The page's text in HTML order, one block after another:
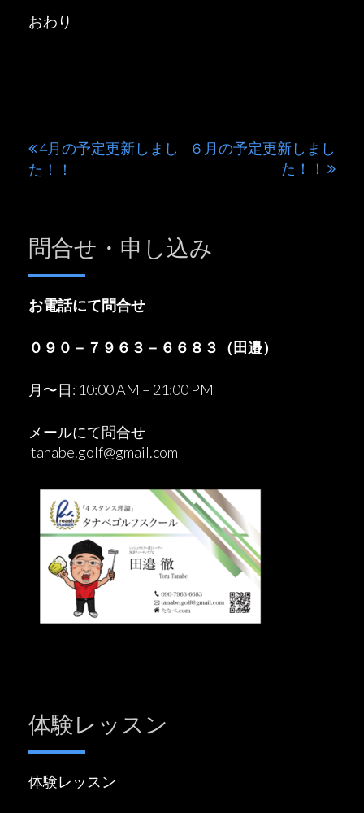
おわり
投
ビ
ゲ
ー
ョ
ン
4月の予定更新しまし
た！！
６月の予定更新しまし
た！！
問合せ・申し込み
お電話にて問合せ
０９０－７９６３－６６８３（田邉）
月〜日: 10:00 AM – 21:00 PM
メールにて問合せ
tanabe.golf@gmail.com
体験レッスン
体験レッスン